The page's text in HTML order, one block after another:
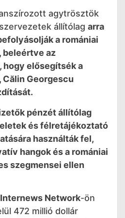
agytrösztök
állítólag arra
a romániai
az
elősegítsék a
Georgescu
pénzét állítólag
és félretájékoztató
használták fel,
hangok és a romániai
szegmensei ellen
Internews Network-ön
472 millió dollár